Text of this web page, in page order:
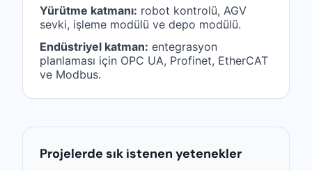
Yürütme katmanı: robot kontrolü, AGV
sevki, işleme modülü ve depo modülü.
Endüstriyel katman: entegrasyon
planlaması için OPC UA, Profinet, EtherCAT
ve Modbus.
Projelerde sık istenen yetenekler